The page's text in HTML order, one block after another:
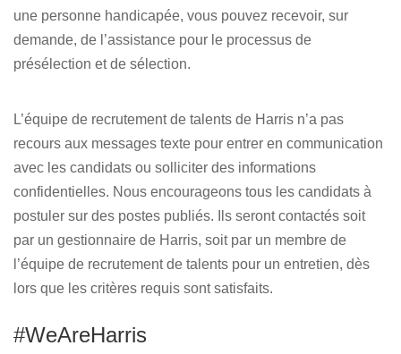
une personne handicapée, vous pouvez recevoir, sur
demande, de l’assistance pour le processus de
présélection et de sélection.
L’équipe de recrutement de talents de Harris n’a pas
recours aux messages texte pour entrer en communication
avec les candidats ou solliciter des informations
confidentielles. Nous encourageons tous les candidats à
postuler sur des postes publiés. Ils seront contactés soit
par un gestionnaire de Harris, soit par un membre de
l’équipe de recrutement de talents pour un entretien, dès
lors que les critères requis sont satisfaits.
#WeAreHarris